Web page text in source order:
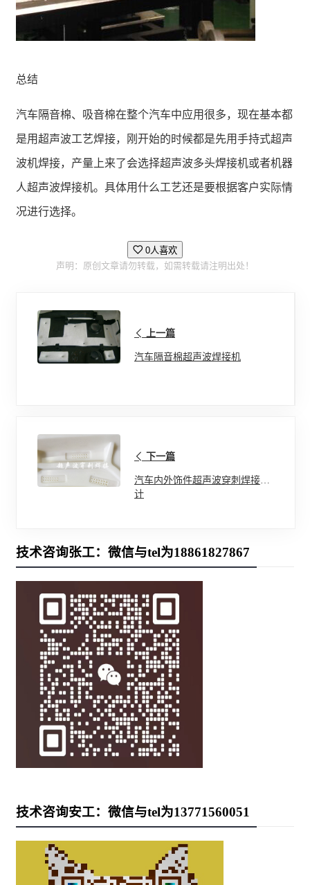
总结
汽车隔音棉、吸音棉在整个汽车中应用很多，现在基本都
是用超声波工艺焊接，刚开始的时候都是先用手持式超声
波机焊接，产量上来了会选择超声波多头焊接机或者机器
人超声波焊接机。具体用什么工艺还是要根据客户实际情
况进行选择。
0人喜欢
声明：原创文章请勿转载，如需转载请注明出处！
上一篇
汽车隔音棉超声波焊接机
下一篇
汽车内外饰件超声波穿刺焊接设
计
技术咨询张工：微信与tel为18861827867
技术咨询安工：微信与tel为13771560051